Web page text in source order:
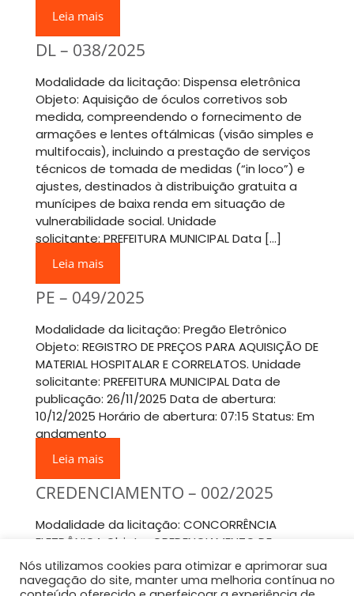
Leia mais
DL – 038/2025
Modalidade da licitação: Dispensa eletrônica
Objeto: Aquisição de óculos corretivos sob
medida, compreendendo o fornecimento de
armações e lentes oftálmicas (visão simples e
multifocais), incluindo a prestação de serviços
técnicos de tomada de medidas (“in loco”) e
ajustes, destinados à distribuição gratuita a
munícipes de baixa renda em situação de
vulnerabilidade social. Unidade
solicitante: PREFEITURA MUNICIPAL Data […]
Leia mais
PE – 049/2025
Modalidade da licitação: Pregão Eletrônico
Objeto: REGISTRO DE PREÇOS PARA AQUISIÇÃO DE
MATERIAL HOSPITALAR E CORRELATOS. Unidade
solicitante: PREFEITURA MUNICIPAL Data de
publicação: 26/11/2025 Data de abertura:
10/12/2025 Horário de abertura: 07:15 Status: Em
andamento
Leia mais
CREDENCIAMENTO – 002/2025
Modalidade da licitação: CONCORRÊNCIA
ELETRÔNICA Objeto: CREDENCIAMENTO DE
PROFISSIONAIS DE EDUCAÇÃO FÍSICA E
MONITORES ACADÊMICOS PARA O PROGRAMA
Nós utilizamos cookies para otimizar e aprimorar sua
navegação do site, manter uma melhoria contínua no